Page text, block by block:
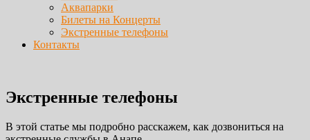
Аквапарки
Билеты на Концерты
Экстренные телефоны
Контакты
Экстренные телефоны
В этой статье мы подробно расскажем, как дозвониться на